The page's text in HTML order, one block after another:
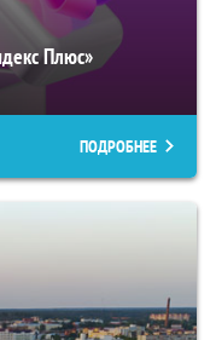
Плюс»
ПОДРОБНЕЕ